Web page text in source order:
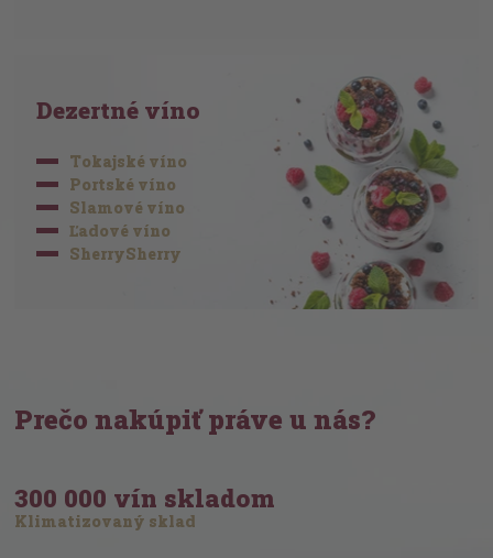
Dezertné víno
Tokajské víno
Portské víno
Slamové víno
Ľadové víno
SherrySherry
Prečo nakúpiť práve u nás?
300 000 vín skladom
Klimatizovaný sklad